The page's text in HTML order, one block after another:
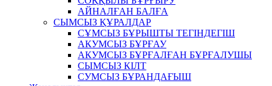
АЙНАЛҒАН БАЛҒА
СЫМСЫЗ ҚҰРАЛДАР
СҰМСЫЗ БҰРЫШТЫ ТЕГІНДЕГІШ
АКУМСЫЗ БҰРҒАУ
АКУМСЫЗ БҰРҒАЛҒАН БҰРҒАЛУШЫ
СЫМСЫЗ КІЛТ
СУМСЫЗ БҰРАНДАҒЫШ